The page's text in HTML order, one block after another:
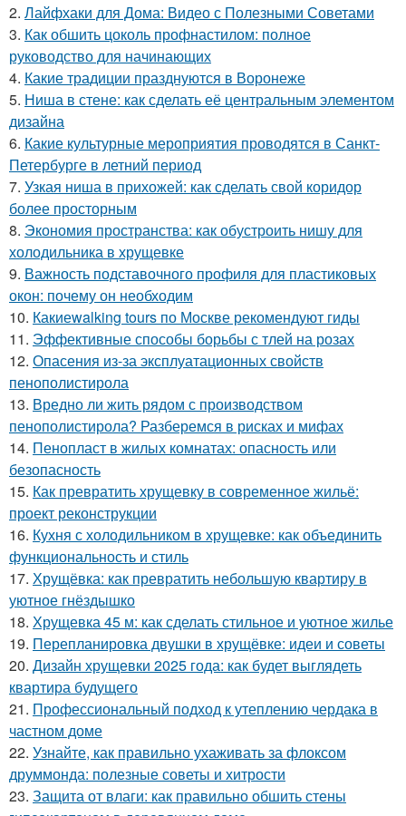
2. Лайфхаки для Дома: Видео с Полезными Советами
3. Как обшить цоколь профнастилом: полное
руководство для начинающих
4. Какие традиции празднуются в Воронеже
5. Ниша в стене: как сделать её центральным элементом
дизайна
6. Какие культурные мероприятия проводятся в Санкт-
Петербурге в летний период
7. Узкая ниша в прихожей: как сделать свой коридор
более просторным
8. Экономия пространства: как обустроить нишу для
холодильника в хрущевке
9. Важность подставочного профиля для пластиковых
окон: почему он необходим
10. Какиеwalking tours по Москве рекомендуют гиды
11. Эффективные способы борьбы с тлей на розах
12. Опасения из-за эксплуатационных свойств
пенополистирола
13. Вредно ли жить рядом с производством
пенополистирола? Разберемся в рисках и мифах
14. Пенопласт в жилых комнатах: опасность или
безопасность
15. Как превратить хрущевку в современное жильё:
проект реконструкции
16. Кухня с холодильником в хрущевке: как объединить
функциональность и стиль
17. Хрущёвка: как превратить небольшую квартиру в
уютное гнёздышко
18. Хрущевка 45 м: как сделать стильное и уютное жилье
19. Перепланировка двушки в хрущёвке: идеи и советы
20. Дизайн хрущевки 2025 года: как будет выглядеть
квартира будущего
21. Профессиональный подход к утеплению чердака в
частном доме
22. Узнайте, как правильно ухаживать за флоксом
друммонда: полезные советы и хитрости
23. Защита от влаги: как правильно обшить стены